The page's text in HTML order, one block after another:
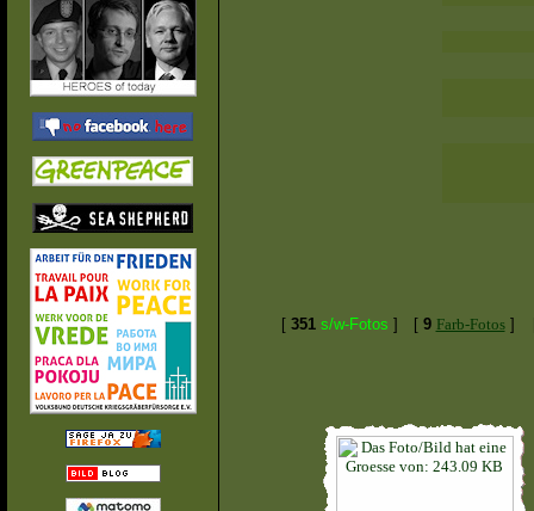
[ 351 s/w-Fotos ] [ 9 Farb-Fotos]